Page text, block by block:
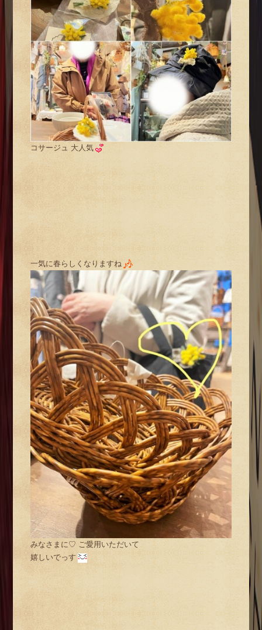
コサージュ 大人気
一気に春らしくなりますね
みなさまに♡ ご愛用いただいて
嬉しいでっす